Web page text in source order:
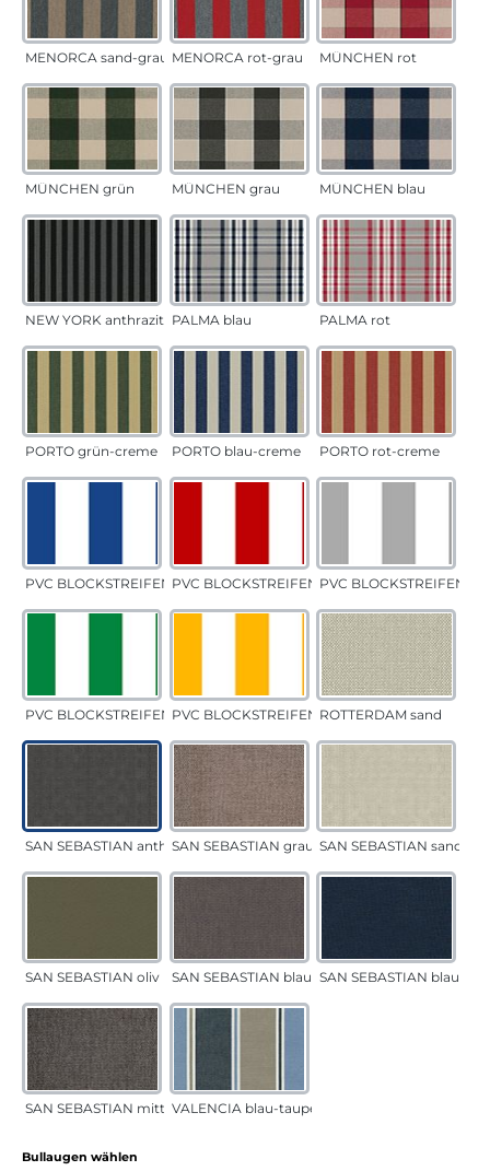
MENORCA sand-grau MENORCA rot-grau MÜNCHEN rot
MÜNCHEN grün MÜNCHEN grau MÜNCHEN blau
NEW YORK anthrazit PALMA blau PALMA rot
PORTO grün-creme PORTO blau-creme PORTO rot-creme
PVC BLOCKSTREIFEN blauPVC BLOCKSTREIFEN rotPVC BLOCKSTREIFEN
PVC BLOCKSTREIFEN grünPVC BLOCKSTREIFEN gelbROTTERDAM sand
SAN SEBASTIAN anthrazitSAN SEBASTIAN grau-sandSAN SEBASTIAN sand
SAN SEBASTIAN oliv SAN SEBASTIAN blau-sandSAN SEBASTIAN blau
SAN SEBASTIAN mittelgrauVALENCIA blau-taupe
Bullaugen wählen